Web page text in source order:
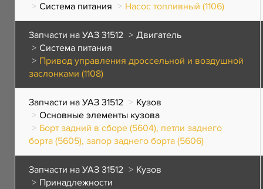
Система питания
Насос топливный (1106)
Запчасти на УАЗ 31512
Двигатель
Система питания
Привод управления дроссельной и воздушной
заслонками (1108)
Запчасти на УАЗ 31512
Кузов
Основные элементы кузова
Борт задний в сборе (5604), петли заднего
борта (5605), запор заднего борта (5606)
Запчасти на УАЗ 31512
Кузов
Принадлежности